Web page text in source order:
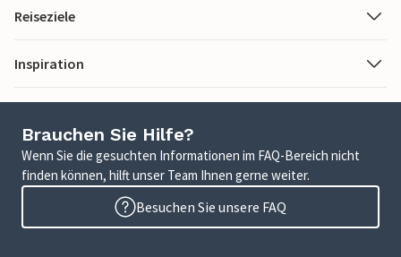
Reiseziele
Inspiration
Brauchen Sie Hilfe?
Wenn Sie die gesuchten Informationen im FAQ-Bereich nicht
finden können, hilft unser Team Ihnen gerne weiter.
Besuchen Sie unsere FAQ